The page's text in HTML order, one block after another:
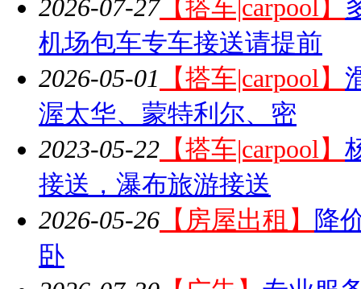
2026-07-27【搭车|carpool】
机场包车专车接送请提前
2026-05-01
【搭车|carpool】
渥太华、蒙特利尔、密
2023-05-22 【搭车|carpool】
接送，瀑布旅游接送
2026-05-26 【房屋出租】 降
卧